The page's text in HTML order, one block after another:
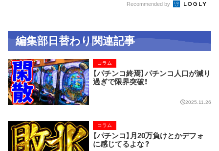
Recommended by
編集部日替わり関連記事
【パチンコ終焉】パチンコ人口が減り
過ぎで限界突破！
コラム
2025.11.26
【パチンコ】月20万負けとかデフォ
に感じてるよな？
コラム